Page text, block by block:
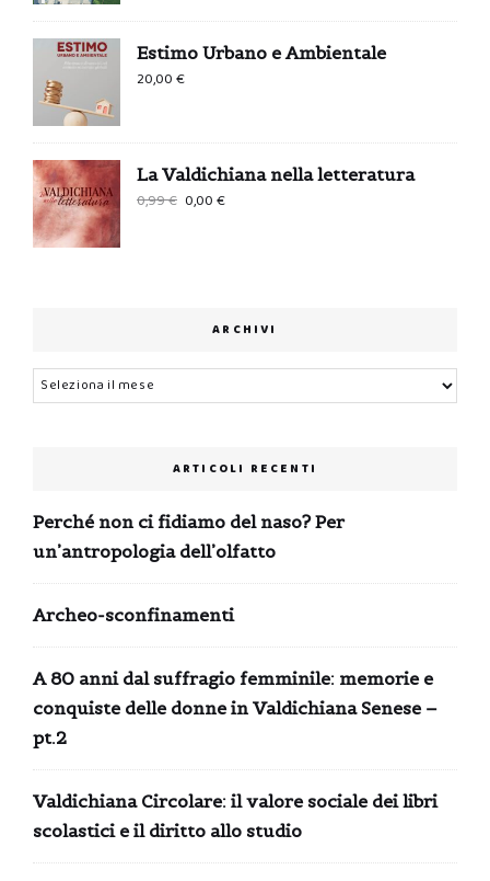
Estimo Urbano e Ambientale
20,00€
La Valdichiana nella letteratura
0,99€ 0,00€
ARCHIVI
Archivi
ARTICOLI RECENTI
Perché non ci fidiamo del naso? Per
un’antropologia dell’olfatto
Archeo-sconfinamenti
A 80 anni dal suffragio femminile: memorie e
conquiste delle donne in Valdichiana Senese –
pt.2
Valdichiana Circolare: il valore sociale dei libri
scolastici e il diritto allo studio